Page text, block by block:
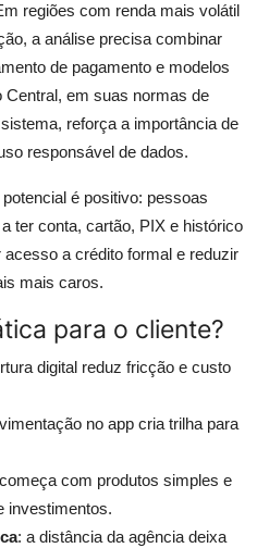
regiões com renda mais volátil
a análise precisa combinar
de pagamento e modelos
em suas normas de
reforça a importância de
responsável de dados.
é positivo: pessoas
ter conta, cartão, PIX e histórico
a crédito formal e reduzir
mais caros.
para o cliente?
digital reduz fricção e custo
no app cria trilha para
com produtos simples e
investimentos.
: a distância da agência deixa